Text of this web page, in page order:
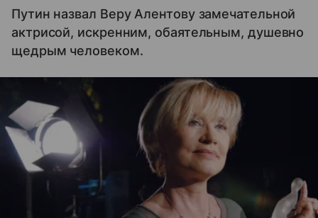
Путин назвал Веру Алентову замечательной
актрисой, искренним, обаятельным, душевно
щедрым человеком.